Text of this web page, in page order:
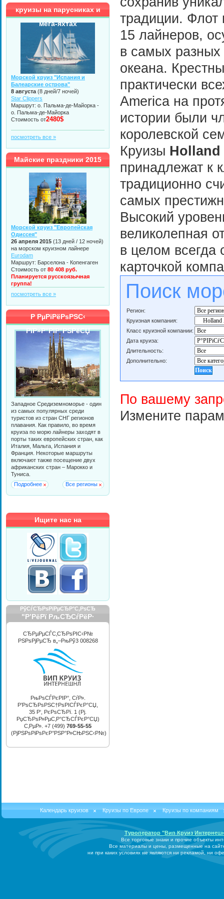
традиции. Флот
15 лайнеров,
в самых разных
океана.
практически
America на
истории были
королевской
Круизы Holland
принадлежат к
традиционно
самых
Высокий
великолепная
в целом всегда
карточкой
Поиск
Регион:
Круизная компания:
Класс круизной компании:
Дата круиза:
Длительность:
Дополнительно:
По вашему
Измените
круизы на парусниках и
мега-яхтах
Морской круиз "Испания и
Балеарские острова"
8 августа (8 дней/7 ночей)
Star Clippers
Маршрут: о. Пальма-де-Майорка -
о. Пальма-де-Майорка
Стоимость от2480$
посмотреть все »
Майские праздники 2015
Морской круиз "Европейская
Одиссея"
26 апреля 2015 (13 дней / 12 ночей)
на морском круизном лайнере
Eurodam
Маршрут: Барселона - Копенгаген
Стоимость от 80 408 руб.
Планируется русскоязычная
группа!
посмотреть все »
Р РµРіРёРѕРЅС‹
РїР»Р°РІР°РЅРёСЏ
Западное Средиземноморье - один
из самых популярных среди
туристов из стран СНГ регионов
плавания. Как правило, во время
круиза по морю лайнеры заходят в
порты таких европейских стран, как
Италия, Мальта, Испания и
Франция. Некоторые маршруты
включают также посещение двух
африканских стран – Марокко и
Туниса.
Подробнее
Все регионы
Ищите нас на
СЂРµРµСЃС‚СЂРѕРІС‹Р№
РЅРѕРјРµСЂ в„–РњРў3 008268
РњРѕСЃРєРІР°, СѓР».
Р’РѕСЂРѕРЅС†РѕРІСЃРєР°СЏ,
35 Р‘, РєРѕСЂРї. 1 (Рј.
РџСЂРѕР»РµС‚Р°СЂСЃРєР°СЏ)
С‚РµР». +7 (499) 769-55-55
(РјРЅРѕРіРѕРєР°РЅР°Р»СЊРЅС‹Р№)
РўСѓСЂРѕРїРµСЂР°С‚РѕСЂ
"Р’РёРї РљСЂСѓРёР·
Календарь круизов Круизы по Европе Круизы по компаниям
Туроператор "Вип Круиз
Все торговые знаки и прочие объекты
Все материалы и цены, размещенные на
ни при каких условиях не являются ни рекламой, ни